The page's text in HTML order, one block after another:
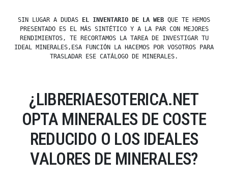
SIN LUGAR A DUDAS EL INVENTARIO DE LA WEB QUE TE HEMOS
PRESENTADO ES EL MÁS SINTÉTICO Y A LA PAR CON MEJORES
RENDIMIENTOS, TE RECORTAMOS LA TAREA DE INVESTIGAR TU
IDEAL MINERALES,ESA FUNCIÓN LA HACEMOS POR VOSOTROS PARA
TRASLADAR ESE CATÁLOGO DE MINERALES.
¿LIBRERIAESOTERICA.NET
OPTA MINERALES DE COSTE
REDUCIDO O LOS IDEALES
VALORES DE MINERALES?